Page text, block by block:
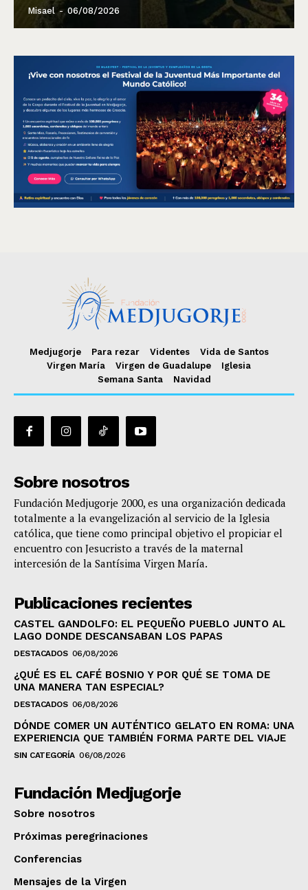
Misael - 06/08/2026
Medjugorje Para rezar Videntes
Vida de Santos
Virgen María
Virgen de Guadalupe
Iglesia
Semana Santa
Navidad
Sobre nosotros
Fundación Medjugorje 2000, es una organización dedicada
totalmente a la evangelización al servicio de la Iglesia
católica, que tiene como principal objetivo el propiciar el
encuentro con Jesucristo a través de la maternal
intercesión de la Santísima Virgen María.
Publicaciones recientes
CASTEL GANDOLFO: EL PEQUEÑO PUEBLO JUNTO AL
LAGO DONDE DESCANSABAN LOS PAPAS
DESTACADOS 06/08/2026
¿QUÉ ES EL CAFÉ BOSNIO Y POR QUÉ SE TOMA DE
UNA MANERA TAN ESPECIAL?
DESTACADOS 06/08/2026
DÓNDE COMER UN AUTÉNTICO GELATO EN ROMA: UNA
EXPERIENCIA QUE TAMBIÉN FORMA PARTE DEL VIAJE
SIN CATEGORÍA 06/08/2026
Fundación Medjugorje
Sobre nosotros
Próximas peregrinaciones
Conferencias
Mensajes de la Virgen